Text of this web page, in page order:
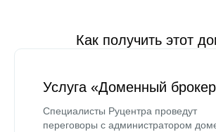
Как получить этот
Услуга «Доменный
Специалисты Руцентра проведут
переговоры с администратором